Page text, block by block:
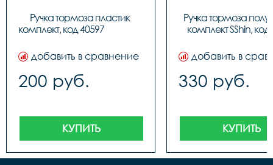
Ручка тормоза пластик
добавить в сравнение
200 руб.
КУПИТЬ
Ручка тормоза
комплект SShin, код
добавить в
330 руб.
КУПИТЬ